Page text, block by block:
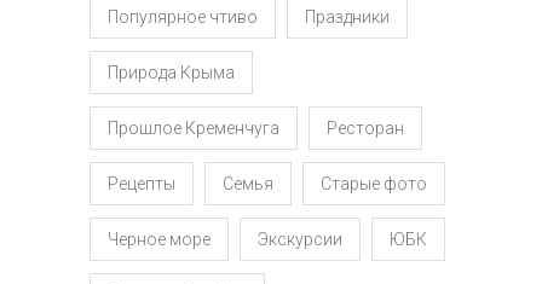
Популярное чтиво Праздники
Природа Крыма
Прошлое Кременчуга Ресторан
Рецепты Семья Старые фото
Черное море Экскурсии ЮБК